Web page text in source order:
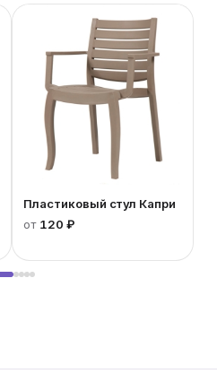
Пластиковый стул Капри
от 120 ₽